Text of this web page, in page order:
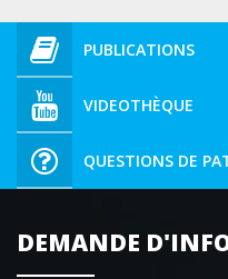
PUBLICATIONS
VIDEOTHÈQUE
QUESTIONS DE
DEMANDE